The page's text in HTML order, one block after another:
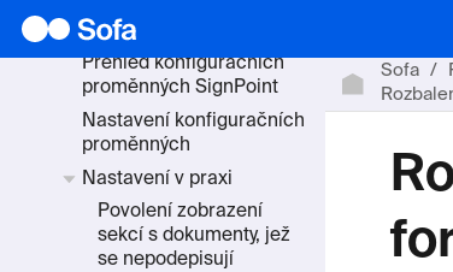
Pokročilá nastavení
Přehled konfiguračních
proměnných SignPoint
Nastavení konfiguračních
proměnných
Nastavení v praxi
Povolení zobrazení
sekcí s dokumenty, jež
se nepodepisují
Sofa